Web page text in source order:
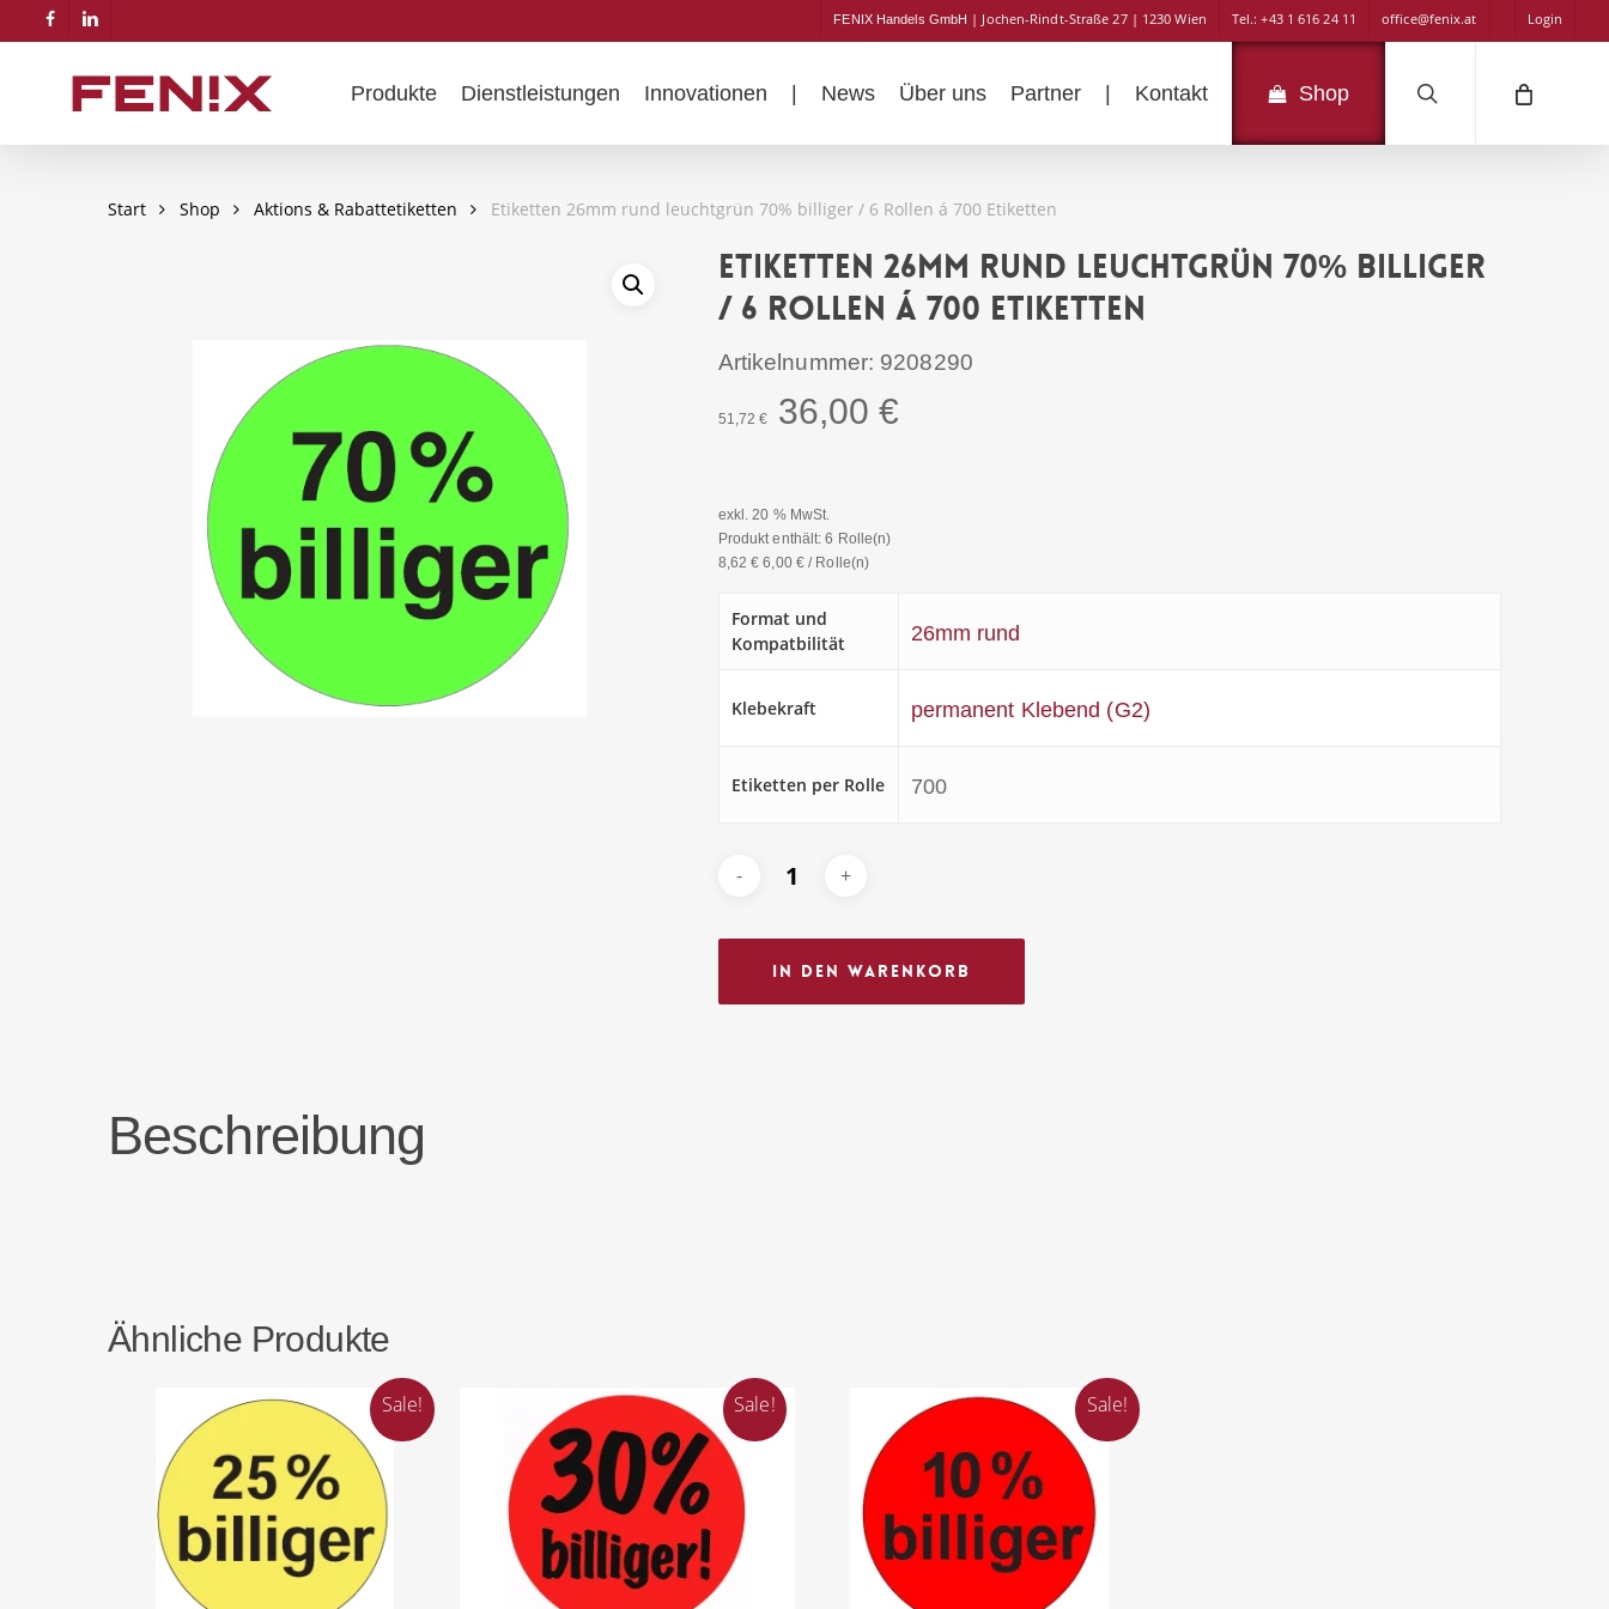
to
facebooklinkedin
FENIX Handels GmbH | Jochen-Rindt-Straße 27 | 1230 Wien Tel.: +43 1 616 24 11 office@fenix.at Login
Produkte Dienstleistungen Innovationen | News Über uns Partner | Kontakt Shop
Start Shop Aktions & Rabattetiketten Etiketten 26mm rund leuchtgrün 70% billiger / 6 Rollen á 700 Etiketten
Etiketten 26mm rund leuchtgrün 70% billiger
/ 6 Rollen á 700 Etiketten
Artikelnummer: 9208290
51,72€
Ursprünglicher
51,72 €
36,00€
exkl. 20 % MwSt.
Produkt enthält: 6 Rolle(n)
8,62€ 6,00 € / Rolle(n)
Format und
Kompatbilität
26mm rund
Klebekraft permanent Klebend (G2)
Etiketten per Rolle 700
In Den Warenkorb
Beschreibung
Ähnliche Produkte
Sale! Sale! Sale!